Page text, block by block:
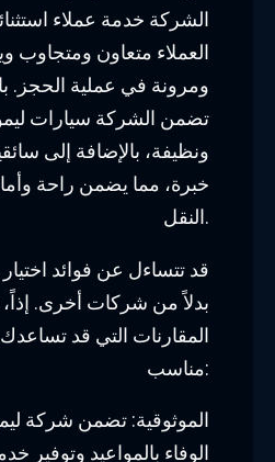
الشركة خدمة عملاء
العملاء متعاون
ومرونة في عملية الحجز.
تضمن الشركة سيارات
ونظيفة، بالإضافة إلى
خبرة، مما يضمن راحة وأمان
النقل.
قد تتساءل عن فوائد
المقارنات التي قد
مناسب:
الموثوقية: تضمن شركة